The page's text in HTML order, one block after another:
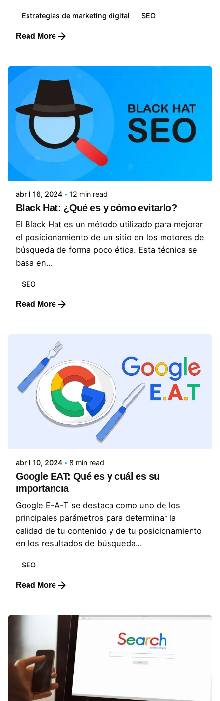
Estrategias de marketing digital SEO
Read More
Posted by
abril 16, 2024 12 min read
Black Hat: ¿Qué es y cómo evitarlo?
El Black Hat es un método utilizado para mejorar
el posicionamiento de un sitio en los motores de
búsqueda de forma poco ética. Esta técnica se
basa en…
SEO
Read More
Posted by
abril 10, 2024 8 min read
Google EAT: Qué es y cuál es su
importancia
Google E-A-T se destaca como uno de los
principales parámetros para determinar la
calidad de tu contenido y de tu posicionamiento
en los resultados de búsqueda…
SEO
Read More